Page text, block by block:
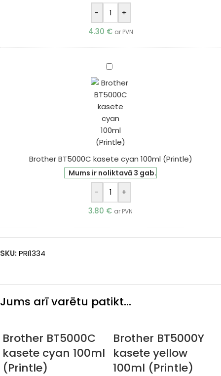
-
+
4.30 € ar PVN
Brother
BT5000C
kasete
(Printle)
Brother BT5000C kasete cyan 100ml (Printle)
Mums ir noliktavā 3 gab.
-
+
3.80 € ar PVN
SKU: PRI1334
Jums arī varētu patikt…
Brother BT5000C
kasete cyan 100ml
(Printle)
Brother BT5000Y
kasete yellow
100ml (Printle)